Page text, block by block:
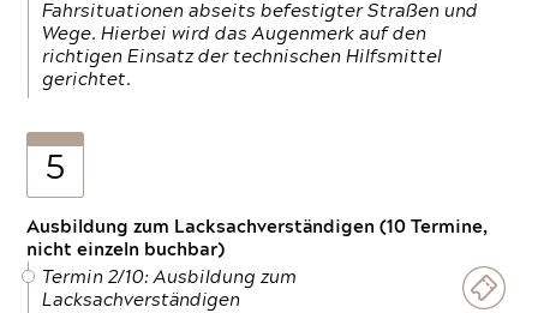
Fahrsituationen abseits befestigter Straßen und
Wege. Hierbei wird das Augenmerk auf den
richtigen Einsatz der technischen Hilfsmittel
gerichtet.
5
Ausbildung zum Lacksachverständigen (10 Termine,
nicht einzeln buchbar)
Termin 2/10: Ausbildung zum
Lacksachverständigen